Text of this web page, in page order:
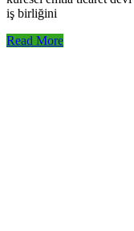
iş birliğini
Read More